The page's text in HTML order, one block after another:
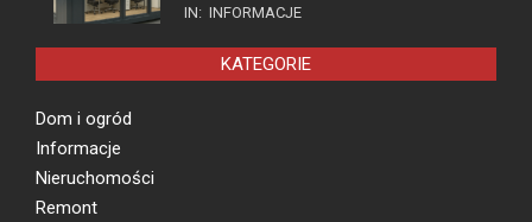
IN: INFORMACJE
KATEGORIE
Dom i ogród
Informacje
Nieruchomości
Remont